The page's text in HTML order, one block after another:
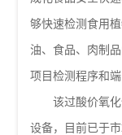
够快速检测食用
油、食品、肉制
项目检测程序和
该过酸价氧化
设备，目前已于